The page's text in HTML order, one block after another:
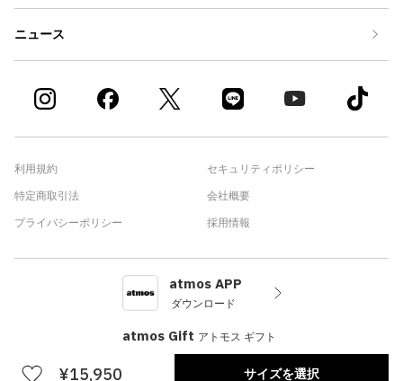
¥15,950 サイズを選択
ニュース
利用規約
特定商取引法
プライバシーポリシー
セキュリティポリシー
会社概要
採用情報
atmos APP
ダウンロード
atmos Gift アトモス ギフト